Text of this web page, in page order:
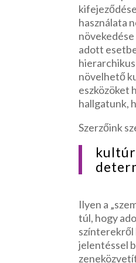
használata
adott
növelhető
eszközöket
hallgatunk,
Szerzőink
Ilyen a
túl, hogy
színterekről
jelentéssel